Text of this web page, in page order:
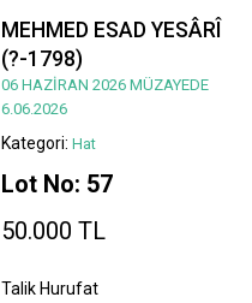
MEHMED ESAD YESÂRÎ
(?-1798)
06 HAZİRAN 2026 MÜZAYEDE
6.06.2026
Kategori: Hat
Lot No: 57
50.000 TL
Talik Hurufat